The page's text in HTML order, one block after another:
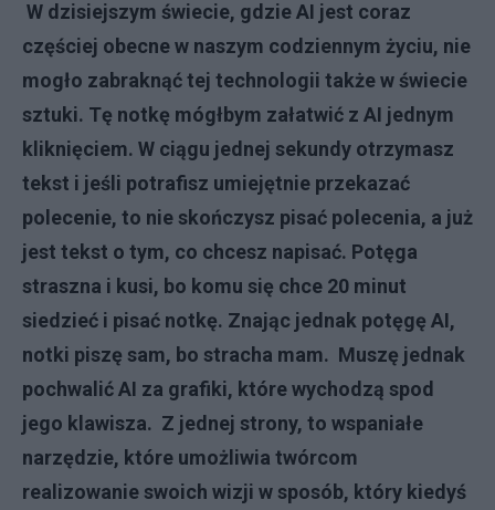
W dzisiejszym świecie, gdzie AI jest coraz
częściej obecne w naszym codziennym życiu, nie
mogło zabraknąć tej technologii także w świecie
sztuki. Tę notkę mógłbym załatwić z AI jednym
kliknięciem. W ciągu jednej sekundy otrzymasz
tekst i jeśli potrafisz umiejętnie przekazać
polecenie, to nie skończysz pisać polecenia, a już
jest tekst o tym, co chcesz napisać. Potęga
straszna i kusi, bo komu się chce 20 minut
siedzieć i pisać notkę. Znając jednak potęgę AI,
notki piszę sam, bo stracha mam. Muszę jednak
pochwalić AI za grafiki, które wychodzą spod
jego klawisza. Z jednej strony, to wspaniałe
narzędzie, które umożliwia twórcom
realizowanie swoich wizji w sposób, który kiedyś